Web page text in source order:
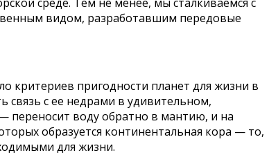
видом, разработавшим передовые
критериев пригодности планет для жизни в
связь с ее недрами в удивительном,
переносит воду обратно в мантию, и на
образуется континентальная кора — то,
для жизни.